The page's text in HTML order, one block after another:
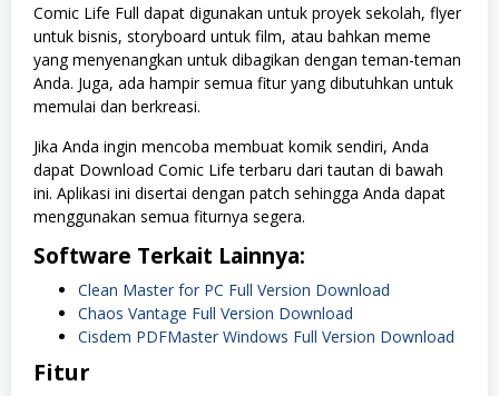
Comic Life Full dapat digunakan untuk proyek sekolah, flyer
untuk bisnis, storyboard untuk film, atau bahkan meme
yang menyenangkan untuk dibagikan dengan teman-teman
Anda. Juga, ada hampir semua fitur yang dibutuhkan untuk
memulai dan berkreasi.
Jika Anda ingin mencoba membuat komik sendiri, Anda
dapat Download Comic Life terbaru dari tautan di bawah
ini. Aplikasi ini disertai dengan patch sehingga Anda dapat
menggunakan semua fiturnya segera.
Software Terkait Lainnya:
Clean Master for PC Full Version Download
Chaos Vantage Full Version Download
Cisdem PDFMaster Windows Full Version Download
Fitur